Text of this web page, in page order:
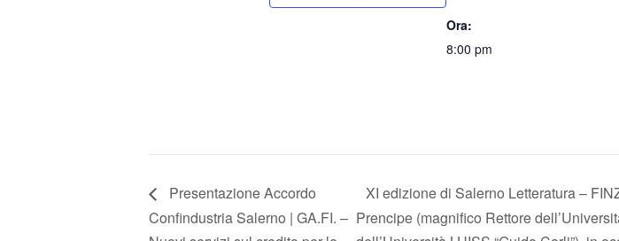
Ora:
8:00 pm
Presentazione Accordo
Confindustria Salerno | GA.FI. –
XI edizione di Salerno Letteratura –
Prencipe (magnifico Rettore